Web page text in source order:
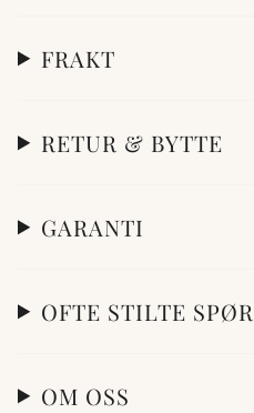
FRAKT
RETUR & BYTTE
GARANTI
OFTE STILTE
OM OSS